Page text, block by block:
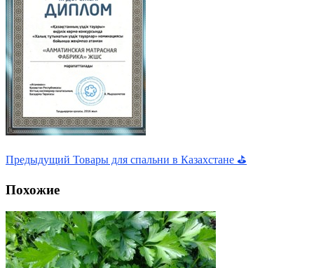
Предыдущий Товары для спальни в Казахстане ⛳
Похожие